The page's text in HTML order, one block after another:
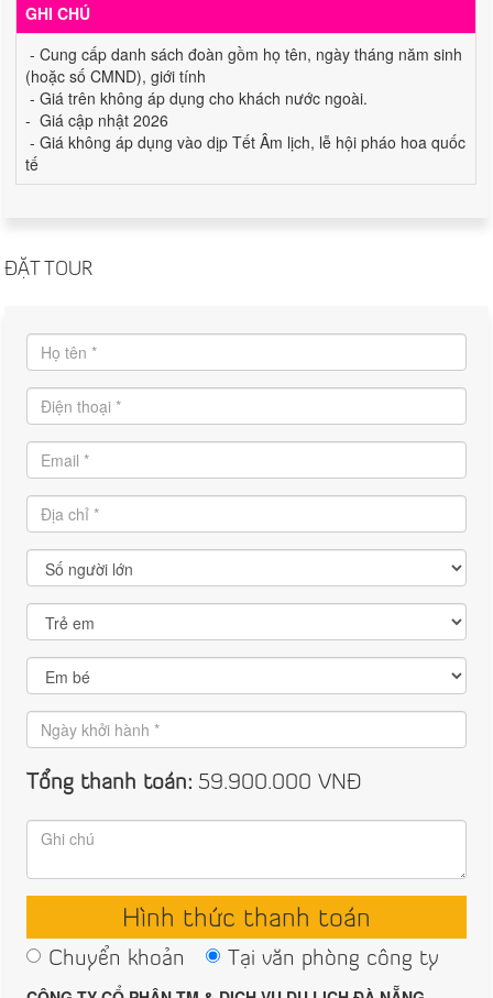
GHI CHÚ
- Cung cấp danh sách đoàn gồm họ tên, ngày tháng năm sinh
(hoặc số CMND), giới tính
- Giá trên không áp dụng cho khách nước ngoài.
- Giá cập nhật 2026
- Giá không áp dụng vào dịp Tết Âm lịch, lễ hội pháo hoa quốc
tế
ĐẶT TOUR
Tổng thanh toán: 59.900.000VNĐ
Hình thức thanh toán
Chuyển khoản
Tại văn phòng công ty